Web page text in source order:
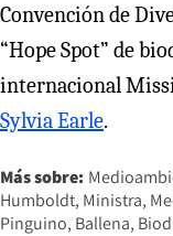
Convención de
“Hope Spot” de
internacional
Sylvia Earle.
Más sobre:
Humboldt Ministra
Pinguino Ballena